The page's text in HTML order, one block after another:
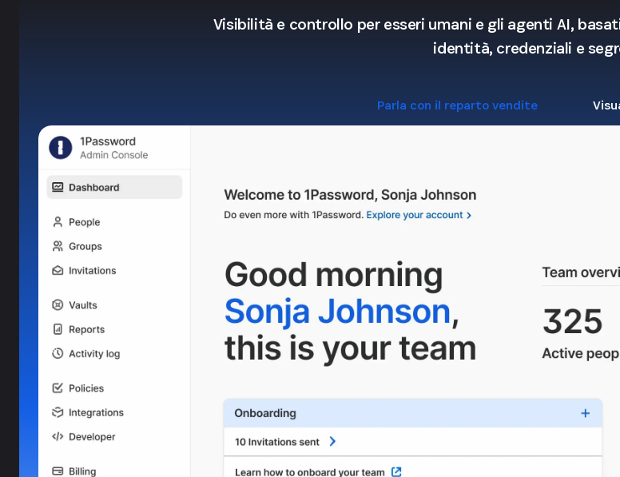
Visibilità e controllo per esseri umani e gli agenti AI,
identità, credenziali e
Parla con il reparto vendite